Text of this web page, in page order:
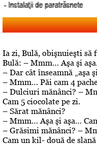
Ia zi, Bulă, obişnuieşti să
Bulă: – Mmm… Aşa şi
– Dar cât înseamnă „aşa
– Mmm… Păi cam 4
– Dulciuri mănânci? –
Cam 5 ciocolate pe zi.
– Sărat mănânci?
– Mmm… Aşa şi aşa…
– Grăsimi mănânci? –
Cam un kil- două de